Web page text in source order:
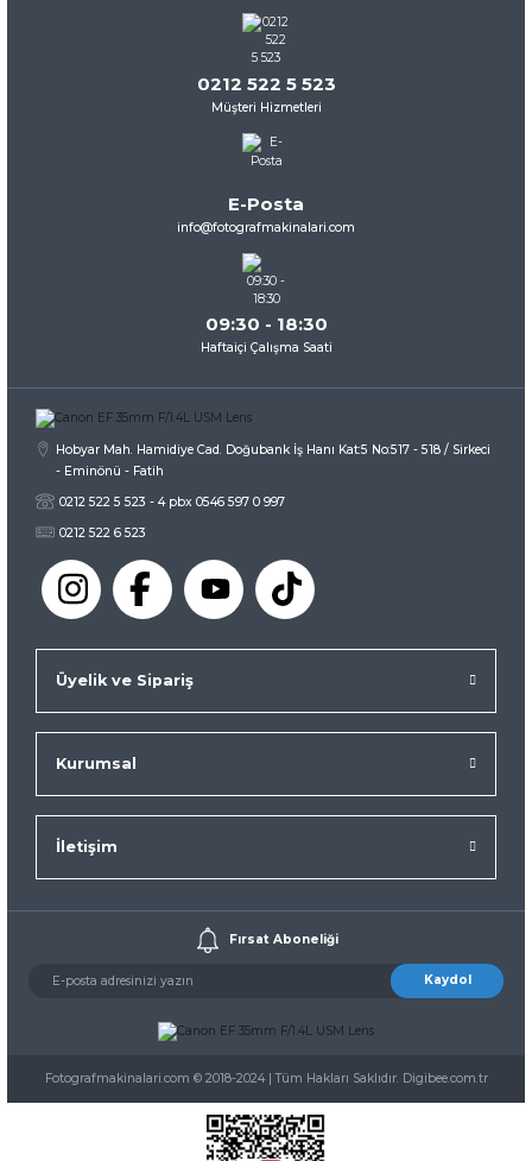
Ürün resmi kalitesiz, bozuk veya görüntülenemiyor.
Ürün açıklamasında eksik bilgiler bulunuyor.
Ürün bilgilerinde hatalar bulunuyor.
Ürün fiyatı diğer sitelerden daha pahalı.
Gönder
6.007,67 TL
0212 522 5 523
Müşteri Hizmetleri
E-Posta
info@fotografmakinalari.com
09:30 - 18:30
Haftaiçi Çalışma Saati
Hobyar Mah. Hamidiye Cad. Doğubank İş Hanı Kat:5 No:517 - 518 / Sirkeci
- Eminönü - Fatih
0212 522 5 523 - 4 pbx 0546 597 0 997
0212 522 6 523
Üyelik ve Sipariş
Kurumsal
İletişim
Fırsat Aboneliği
Kaydol
Fotografmakinalari.com © 2018-2024 | Tüm Hakları Saklıdır. Digibee.com.tr